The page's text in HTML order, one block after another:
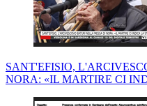
SANT'EFISIO,
NORA: «IL MARTIRE CI